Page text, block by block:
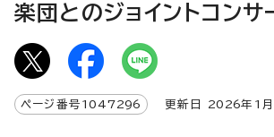
楽団とのジョイントコンサ
ページ番号 1047296 更新日 2026年1月